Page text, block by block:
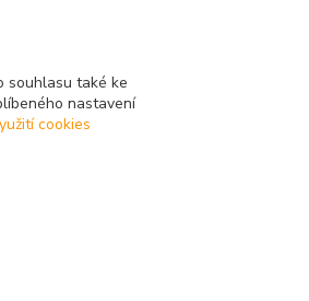
souhlasu také ke
nastavení
cookies